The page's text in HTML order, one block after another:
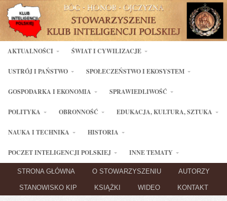
AKTUALNOŚCI ŚWIAT I CYWILIZACJE
USTRÓJ I PAŃSTWO SPOŁECZEŃSTWO I EKOSYSTEM
GOSPODARKA I EKONOMIA SPRAWIEDLIWOŚĆ
POLITYKA OBRONNOŚĆ EDUKACJA, KULTURA, SZTUKA
NAUKA I TECHNIKA HISTORIA
POCZET INTELIGENCJI POLSKIEJ INNE TEMATY
STRONA GŁÓWNA O STOWARZYSZENIU AUTORZY
STANOWISKO KIP KSIĄŻKI WIDEO KONTAKT